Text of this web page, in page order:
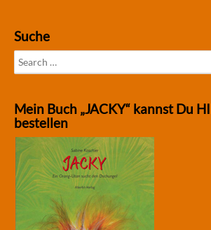
Suche
Search
for:
Mein Buch „JACKY“ kannst Du
bestellen